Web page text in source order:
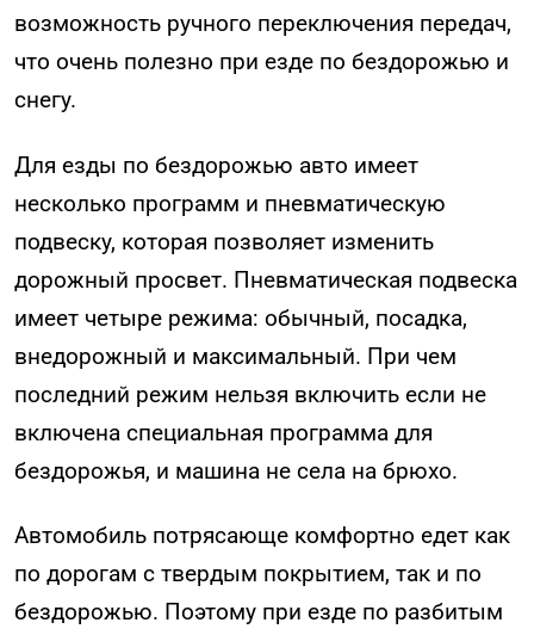
возможность ручного переключения передач,
что очень полезно при езде по бездорожью и
снегу.
Для езды по бездорожью авто имеет
несколько программ и пневматическую
подвеску, которая позволяет изменить
дорожный просвет. Пневматическая подвеска
имеет четыре режима: обычный, посадка,
внедорожный и максимальный. При чем
последний режим нельзя включить если не
включена специальная программа для
бездорожья, и машина не села на брюхо.
Автомобиль потрясающе комфортно едет как
по дорогам с твердым покрытием, так и по
бездорожью. Поэтому при езде по разбитым